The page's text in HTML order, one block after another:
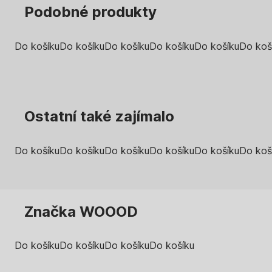
Podobné produkty
Do košíkuDo košíkuDo košíkuDo košíkuDo košíkuDo
Ostatní také zajímalo
Do košíkuDo košíkuDo košíkuDo košíkuDo košíkuDo
Značka WOOOD
Do košíkuDo košíkuDo košíkuDo košíku